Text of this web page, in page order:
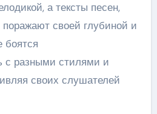
а тексты песен,
своей глубиной и
с разными стилями и
своих слушателей